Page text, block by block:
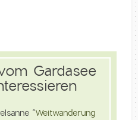
Gardasee
“Weitwanderung